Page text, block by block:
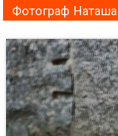
Фотограф Наташа